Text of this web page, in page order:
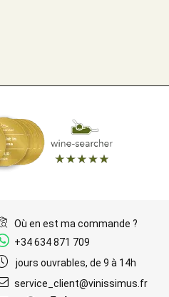
Où en est ma commande ?
+34 634 871 709
jours ouvrables, de 9 à 14h
service_client@vinissimus.fr